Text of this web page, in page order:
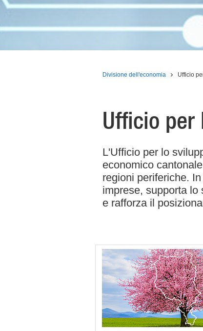
Divisione dell'economia Ufficio
Ufficio per
L'Ufficio per lo
economico
regioni periferiche.
imprese, supporta lo
e rafforza il